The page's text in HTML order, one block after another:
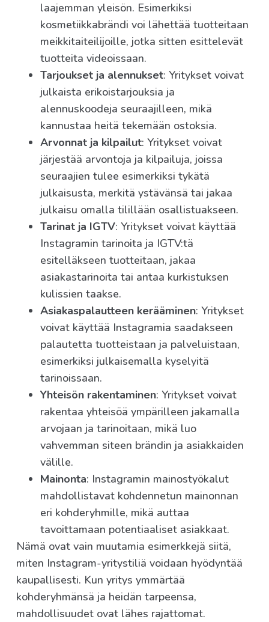
laajemman yleisön. Esimerkiksi
kosmetiikkabrändi voi lähettää tuotteitaan
meikkitaiteilijoille, jotka sitten esittelevät
tuotteita videoissaan.
Tarjoukset ja alennukset: Yritykset voivat
julkaista erikoistarjouksia ja
alennuskoodeja seuraajilleen, mikä
kannustaa heitä tekemään ostoksia.
Arvonnat ja kilpailut: Yritykset voivat
järjestää arvontoja ja kilpailuja, joissa
seuraajien tulee esimerkiksi tykätä
julkaisusta, merkitä ystävänsä tai jakaa
julkaisu omalla tilillään osallistuakseen.
Tarinat ja IGTV: Yritykset voivat käyttää
Instagramin tarinoita ja IGTV:tä
esitelläkseen tuotteitaan, jakaa
asiakastarinoita tai antaa kurkistuksen
kulissien taakse.
Asiakaspalautteen kerääminen: Yritykset
voivat käyttää Instagramia saadakseen
palautetta tuotteistaan ja palveluistaan,
esimerkiksi julkaisemalla kyselyitä
tarinoissaan.
Yhteisön rakentaminen: Yritykset voivat
rakentaa yhteisöä ympärilleen jakamalla
arvojaan ja tarinoitaan, mikä luo
vahvemman siteen brändin ja asiakkaiden
välille.
Mainonta: Instagramin mainostyökalut
mahdollistavat kohdennetun mainonnan
eri kohderyhmille, mikä auttaa
tavoittamaan potentiaaliset asiakkaat.
Nämä ovat vain muutamia esimerkkejä siitä,
miten Instagram-yritystiliä voidaan hyödyntää
kaupallisesti. Kun yritys ymmärtää
kohderyhmänsä ja heidän tarpeensa,
mahdollisuudet ovat lähes rajattomat.